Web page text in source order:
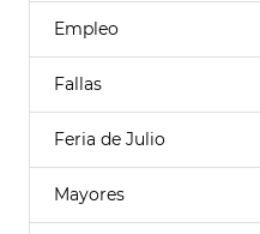
Empleo
Fallas
Feria de Julio
Mayores